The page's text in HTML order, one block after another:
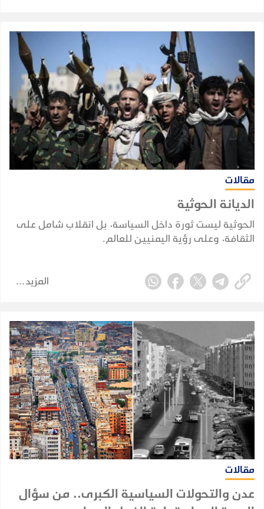
مقالات
الديانة الحوثية
الحوثية ليست ثورة داخل السياسة، بل انقلاب شامل على
الثقافة، وعلى رؤية اليمنيين للعالم.
المزيد
مقالات
عدن والتحولات السياسية الكبرى.. من سؤال